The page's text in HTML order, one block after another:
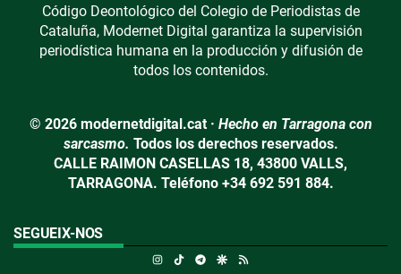
Código Deontológico del Colegio de Periodistas de
Cataluña, Modernet Digital garantiza la supervisión
periodística humana en la producción y difusión de
todos los contenidos.
© 2026 modernetdigital.cat · Hecho en Tarragona con
sarcasmo. Todos los derechos reservados.
CALLE RAIMON CASELLAS 18, 43800 VALLS,
TARRAGONA. Teléfono +34 692 591 884.
SEGUEIX-NOS
Instagram
TikTokTelegramGoogle Discover